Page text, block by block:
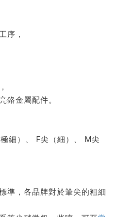
序，
鉻金屬配件。
細）、 F尖（細）、 M尖
準，各品牌對於筆尖的粗細